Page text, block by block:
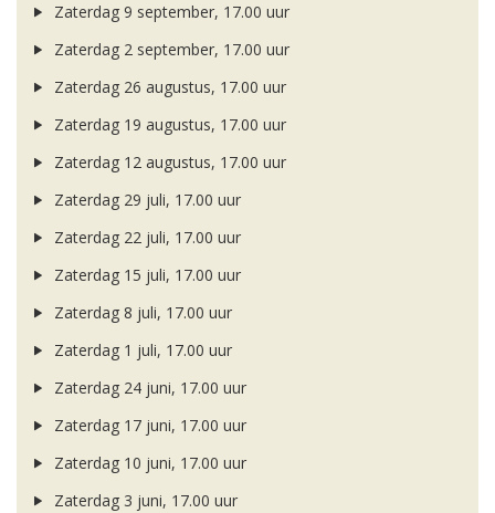
Zaterdag 9 september, 17.00 uur
Zaterdag 2 september, 17.00 uur
Zaterdag 26 augustus, 17.00 uur
Zaterdag 19 augustus, 17.00 uur
Zaterdag 12 augustus, 17.00 uur
Zaterdag 29 juli, 17.00 uur
Zaterdag 22 juli, 17.00 uur
Zaterdag 15 juli, 17.00 uur
Zaterdag 8 juli, 17.00 uur
Zaterdag 1 juli, 17.00 uur
Zaterdag 24 juni, 17.00 uur
Zaterdag 17 juni, 17.00 uur
Zaterdag 10 juni, 17.00 uur
Zaterdag 3 juni, 17.00 uur